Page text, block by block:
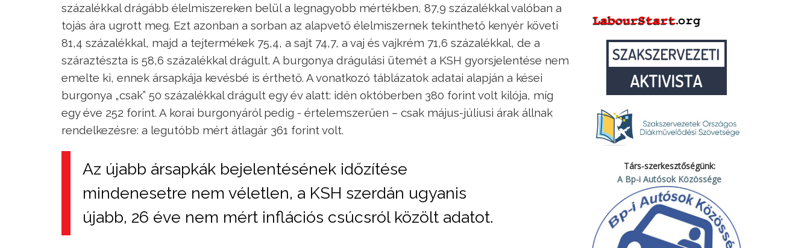
százalékkal drágább élelmiszereken belül a legnagyobb mértékben, 87,9 százalékkal valóban a
tojás ára ugrott meg. Ezt azonban a sorban az alapvető élelmiszernek tekinthető kenyér követi
81,4 százalékkal, majd a tejtermékek 75,4, a sajt 74,7, a vaj és vajkrém 71,6 százalékkal, de a
száraztészta is 58,6 százalékkal drágult. A burgonya drágulási ütemét a KSH gyorsjelentése nem
emelte ki, ennek ársapkája kevésbé is érthető. A vonatkozó táblázatok adatai alapján a kései
burgonya „csak” 50 százalékkal drágult egy év alatt: idén októberben 380 forint volt kilója, míg
egy éve 252 forint. A korai burgonyáról pedig - értelemszerűen – csak május-júliusi árak állnak
rendelkezésre: a legutóbb mért átlagár 361 forint volt.
Az újabb ársapkák bejelentésének időzítése
mindenesetre nem véletlen, a KSH szerdán ugyanis
újabb, 26 éve nem mért inflációs csúcsról közölt adatot.
Társ-szerkesztőségünk:
A Bp-i Autósok Közössége